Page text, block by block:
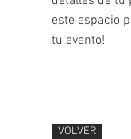
este espacio
tu evento!
VOLVER